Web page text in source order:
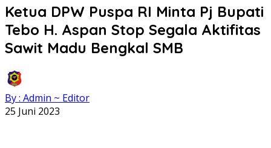
Ketua DPW Puspa RI Minta Pj Bupati
Tebo H. Aspan Stop Segala Aktifitas
Sawit Madu Bengkal SMB
By : Admin ~ Editor
25 Juni 2023